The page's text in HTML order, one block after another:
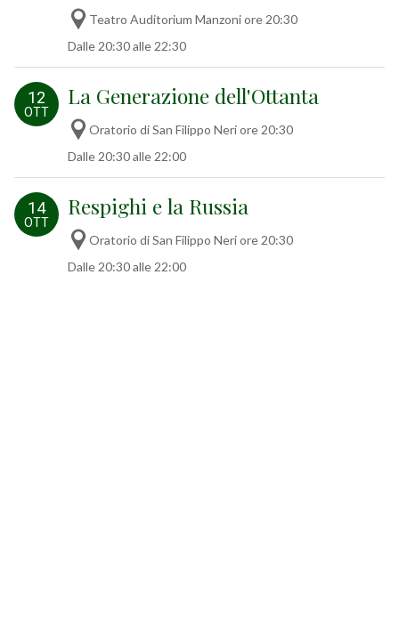
Teatro Auditorium Manzoni ore 20:30
Dalle 20:30 alle 22:30
12
OTT
La Generazione dell'Ottanta
Oratorio di San Filippo Neri ore 20:30
Dalle 20:30 alle 22:00
14
OTT
Respighi e la Russia
Oratorio di San Filippo Neri ore 20:30
Dalle 20:30 alle 22:00